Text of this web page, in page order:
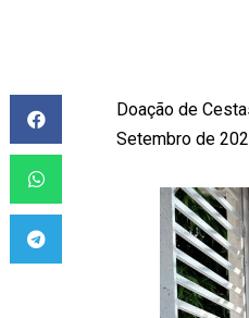
Doação de
Setembro de